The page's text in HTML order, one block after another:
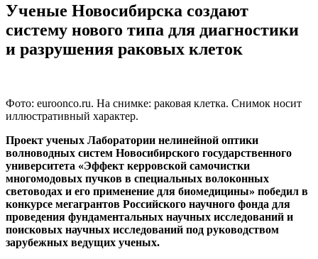
Ученые Новосибирска создают
систему нового типа для диагностики
и разрушения раковых клеток
Фото: euroonco.ru. На снимке: раковая клетка. Снимок носит
иллюстративный характер.
Проект ученых Лаборатории нелинейной оптики
волноводных систем Новосибирского государственного
университета «Эффект керровской самочистки
многомодовых пучков в специальных волоконных
световодах и его применение для биомедицины» победил в
конкурсе мегагрантов Российского научного фонда для
проведения фундаментальных научных исследований и
поисковых научных исследований под руководством
зарубежных ведущих ученых.